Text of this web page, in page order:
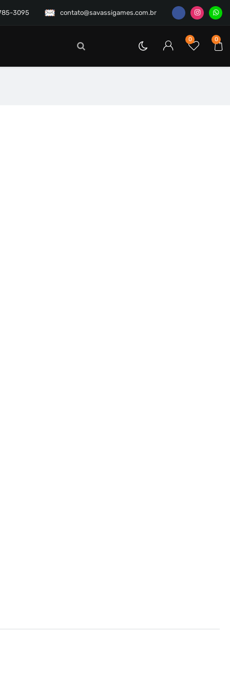
contato@savassigames.com.br
3095
0
0